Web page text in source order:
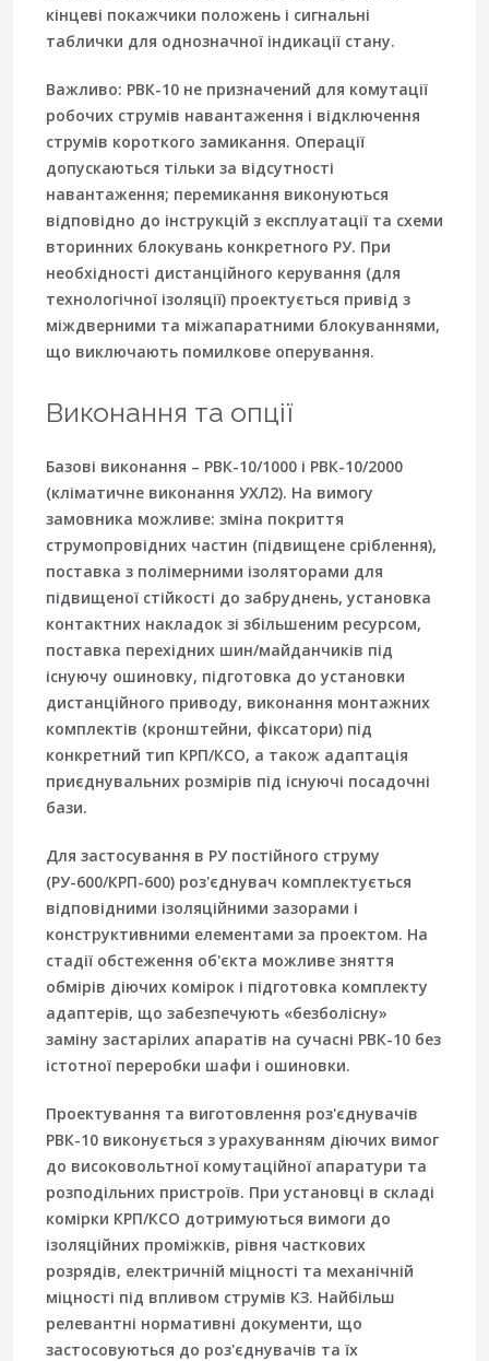
кінцеві покажчики положень і сигнальні
таблички для однозначної індикації стану.
Важливо: РВК-10 не призначений для комутації
робочих струмів навантаження і відключення
струмів короткого замикання. Операції
допускаються тільки за відсутності
навантаження; перемикання виконуються
відповідно до інструкцій з експлуатації та схеми
вторинних блокувань конкретного РУ. При
необхідності дистанційного керування (для
технологічної ізоляції) проектується привід з
міждверними та міжапаратними блокуваннями,
що виключають помилкове оперування.
Виконання та опції
Базові виконання – РВК-10/1000 і РВК-10/2000
(кліматичне виконання УХЛ2). На вимогу
замовника можливе: зміна покриття
струмопровідних частин (підвищене сріблення),
поставка з полімерними ізоляторами для
підвищеної стійкості до забруднень, установка
контактних накладок зі збільшеним ресурсом,
поставка перехідних шин/майданчиків під
існуючу ошиновку, підготовка до установки
дистанційного приводу, виконання монтажних
комплектів (кронштейни, фіксатори) під
конкретний тип КРП/КСО, а також адаптація
приєднувальних розмірів під існуючі посадочні
бази.
Для застосування в РУ постійного струму
(РУ-600/КРП-600) роз'єднувач комплектується
відповідними ізоляційними зазорами і
конструктивними елементами за проектом. На
стадії обстеження об'єкта можливе зняття
обмірів діючих комірок і підготовка комплекту
адаптерів, що забезпечують «безболісну»
заміну застарілих апаратів на сучасні РВК-10 без
істотної переробки шафи і ошиновки.
Проектування та виготовлення роз'єднувачів
РВК-10 виконується з урахуванням діючих вимог
до високовольтної комутаційної апаратури та
розподільних пристроїв. При установці в складі
комірки КРП/КСО дотримуються вимоги до
ізоляційних проміжків, рівня часткових
розрядів, електричній міцності та механічній
міцності під впливом струмів КЗ. Найбільш
релевантні нормативні документи, що
застосовуються до роз'єднувачів та їх